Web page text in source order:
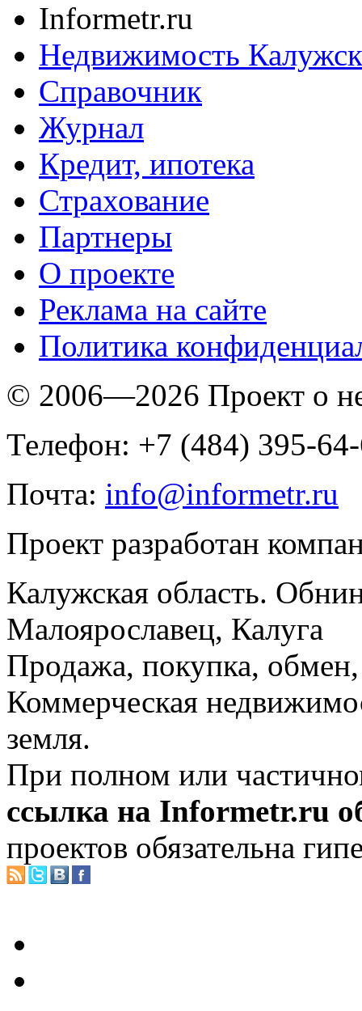
Informetr.ru
Недвижимость
Справочник
Журнал
Кредит, ипотека
Страхование
Партнеры
O проекте
Реклама на сайте
Политика
© 2006—2026 Проект о
Телефон: +7 (484) 395-
Почта: info@informetr.ru
Проект разработан
Калужская область.
Малоярославец, Калуга
Продажа, покупка, обмен,
Коммерческая
земля.
При полном или
ссылка на Informetr.ru
проектов обязательна